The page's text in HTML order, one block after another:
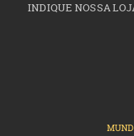
INDIQUE NOSSA